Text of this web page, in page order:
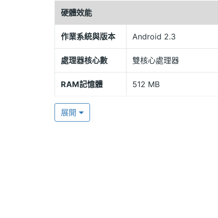
憶體組合。讓您有更迅速的高效率，應用
THL S3 內建了 3.5G 高速的上網晶片，
動上的需求。
硬體效能
作業系統與版本 Android 2.3
處理器核心數 雙核心處理器
RAM記憶體 512 MB
ROM儲存空間
展開